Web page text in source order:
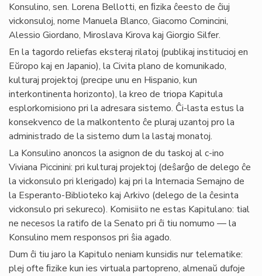
Konsulino, sen. Lorena Bellotti, en ﬁzika ĉeesto de ĉiuj
vickonsuloj, nome Manuela Blanco, Giacomo Comincini,
Alessio Giordano, Miroslava Kirova kaj Giorgio Silfer.
En la tagordo reliefas eksteraj rilatoj (publikaj institucioj en
Eŭropo kaj en Japanio), la Civita plano de komunikado,
kulturaj projektoj (precipe unu en Hispanio, kun
interkontinenta horizonto), la kreo de triopa Kapitula
esplorkomisiono pri la adresara sistemo. Ĉi-lasta estus la
konsekvenco de la malkontento ĉe pluraj uzantoj pro la
administrado de la sistemo dum la lastaj monatoj.
La Konsulino anoncos la asignon de du taskoj al c-ino
Viviana Piccinini: pri kulturaj projektoj (deŝarĝo de delego ĉe
la vickonsulo pri klerigado) kaj pri la Internacia Semajno de
la Esperanto-Biblioteko kaj Arkivo (delego de la ĉesinta
vickonsulo pri sekureco). Komisiito ne estas Kapitulano: tial
ne necesos la ratifo de la Senato pri ĉi tiu nomumo — la
Konsulino mem responsos pri ŝia agado.
Dum ĉi tiu jaro la Kapitulo neniam kunsidis nur telematike:
plej ofte ﬁzike kun ies virtuala partopreno, almenaŭ dufoje